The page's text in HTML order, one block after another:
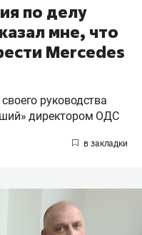
по делу
мне, что
Mercedes
руководства
директором ОДС